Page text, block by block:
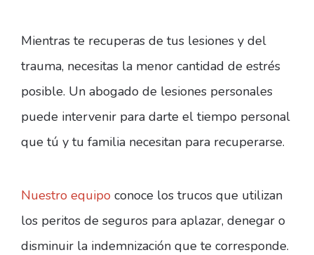
Mientras te recuperas de tus lesiones y del
trauma, necesitas la menor cantidad de estrés
posible. Un abogado de lesiones personales
puede intervenir para darte el tiempo personal
que tú y tu familia necesitan para recuperarse.
Nuestro equipo conoce los trucos que utilizan
los peritos de seguros para aplazar, denegar o
disminuir la indemnización que te corresponde.